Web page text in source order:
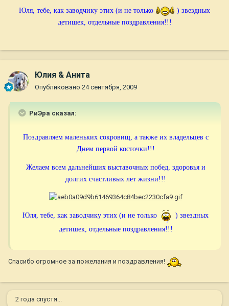
Юля, тебе, как заводчику этих (и не только
) звездных
детишек, отдельные поздравления!!!
Юлия & Анита
Опубликовано 24 сентября, 2009
РиЭра сказал:
Поздравляем маленьких сокровищ, а также их владельцев с
Днем первой косточки!!!
Желаем всем дальнейших выставочных побед, здоровья и
долгих счастливых лет жизни!!!
Юля, тебе, как заводчику этих (и не только
) звездных
детишек, отдельные поздравления!!!
Спасибо огромное за пожелания и поздравления!
2 года спустя...